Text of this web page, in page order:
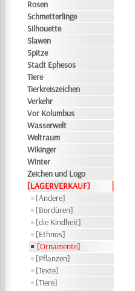
Rosen
Schmetterlinge
Silhouette
Slawen
Spitze
Stadt Ephesos
Tiere
Tierkreiszeichen
Verkehr
Vor Kolumbus
Wasserwelt
Weltraum
Wikinger
Winter
Zeichen und Logo
[LAGERVERKAUF]
[Andere]
[Bordüren]
[die Kindheit]
[Ethnos]
[Ornamente]
[Pflanzen]
[Texte]
[Tiere]